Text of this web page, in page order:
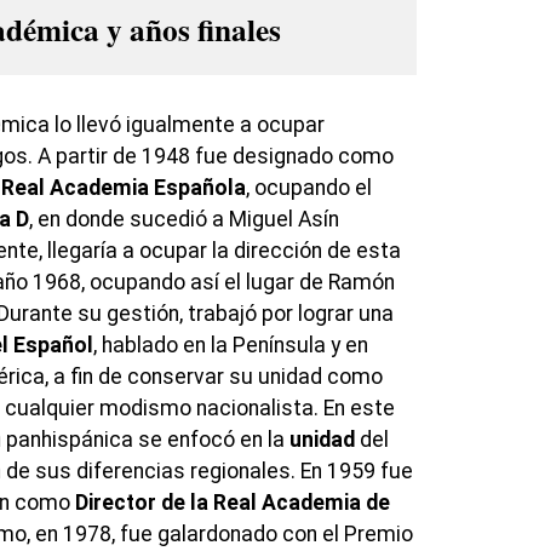
y años finales
lo llevó igualmente a ocupar
A partir de 1948 fue designado como
Real Academia Española, ocupando el
D, en donde sucedió a Miguel Asín
llegaría a ocupar la dirección de esta
1968, ocupando así el lugar de Ramón
su gestión, trabajó por lograr una
Español , hablado en la Península y en
a fin de conservar su unidad como
cualquier modismo nacionalista. En este
se enfocó en la unidad del
de sus diferencias regionales. En 1959 fue
como Director de la Real Academia de
en 1978, fue galardonado con el Premio